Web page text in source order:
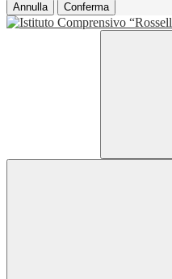
Annulla Conferma